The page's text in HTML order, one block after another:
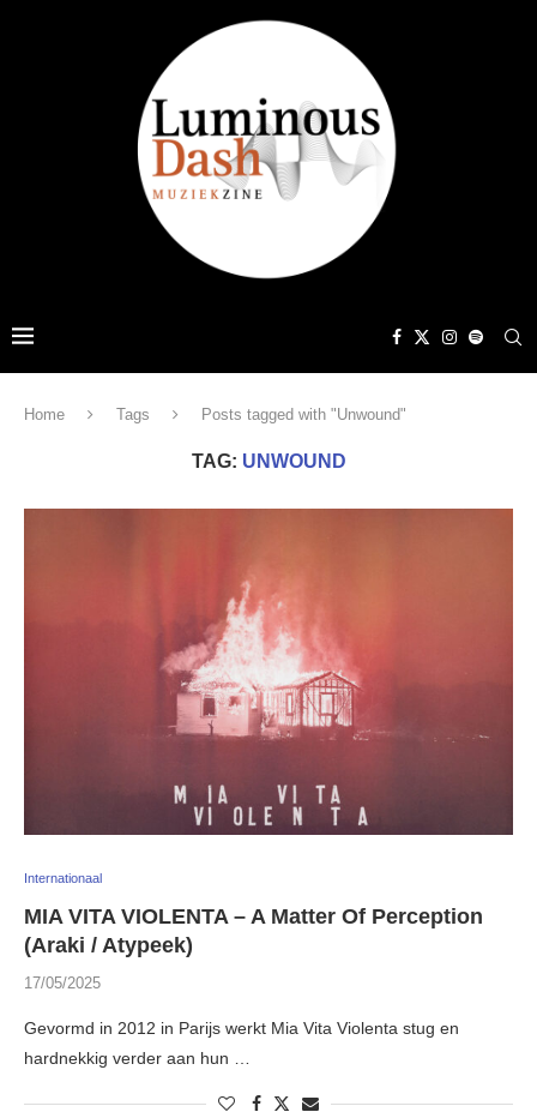
Home Tags Posts tagged with "Unwound"
TAG: UNWOUND
Internationaal
MIA VITA VIOLENTA – A Matter Of Perception
(Araki / Atypeek)
17/05/2025
Gevormd in 2012 in Parijs werkt Mia Vita Violenta stug en
hardnekkig verder aan hun …